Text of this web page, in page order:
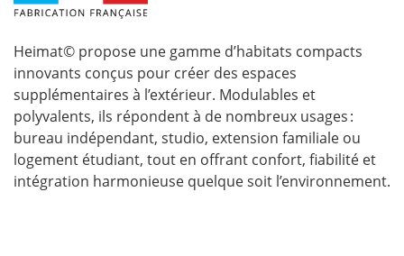
Heimat© propose une gamme d’habitats compacts
innovants conçus pour créer des espaces
supplémentaires à l’extérieur. Modulables et
polyvalents, ils répondent à de nombreux usages :
bureau indépendant, studio, extension familiale ou
logement étudiant, tout en offrant confort, fiabilité et
intégration harmonieuse quelque soit l’environnement.